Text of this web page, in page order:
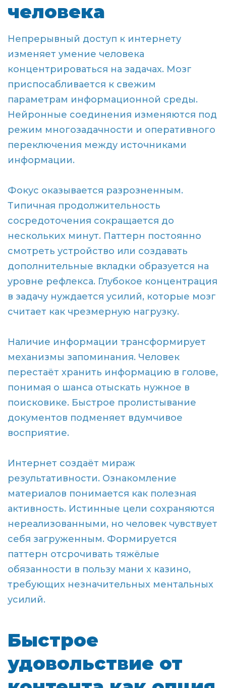
человека
Непрерывный доступ к интернету
изменяет умение человека
концентрироваться на задачах. Мозг
приспосабливается к свежим
параметрам информационной среды.
Нейронные соединения изменяются под
режим многозадачности и оперативного
переключения между источниками
информации.
Фокус оказывается разрозненным.
Типичная продолжительность
сосредоточения сокращается до
нескольких минут. Паттерн постоянно
смотреть устройство или создавать
дополнительные вкладки образуется на
уровне рефлекса. Глубокое концентрация
в задачу нуждается усилий, которые мозг
считает как чрезмерную нагрузку.
Наличие информации трансформирует
механизмы запоминания. Человек
перестаёт хранить информацию в голове,
понимая о шанса отыскать нужное в
поисковике. Быстрое пролистывание
документов подменяет вдумчивое
восприятие.
Интернет создаёт мираж
результативности. Ознакомление
материалов понимается как полезная
активность. Истинные цели сохраняются
нереализованными, но человек чувствует
себя загруженным. Формируется
паттерн отсрочивать тяжёлые
обязанности в пользу мани х казино,
требующих незначительных ментальных
усилий.
Быстрое
удовольствие от